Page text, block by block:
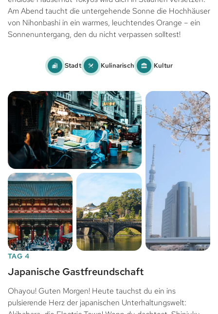
Am Abend taucht die untergehende Sonne die Hochhäuser
von Nihonbashi in ein warmes, leuchtendes Orange – ein
Sonnenuntergang, den du nicht verpassen solltest!
Stadt Kulinarisch Kultur
TAG 4
Japanische Gastfreundschaft
Ohayou! Guten Morgen! Heute tauchst du ein ins
pulsierende Herz der japanischen Unterhaltungswelt: